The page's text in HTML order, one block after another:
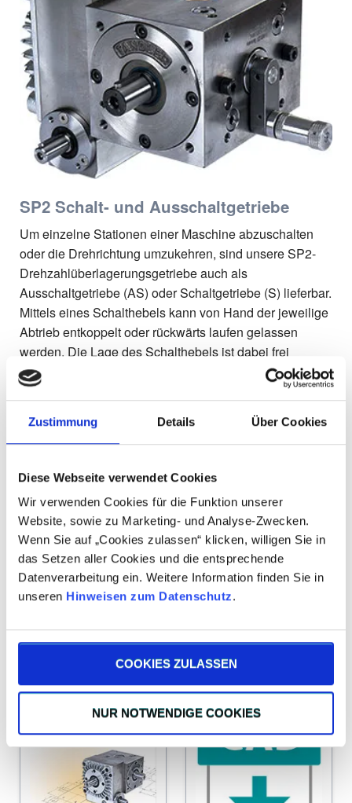
Zustimmung Details Über Cookies
Diese Webseite verwendet Cookies
Wir verwenden Cookies für die Funktion unserer
Website, sowie zu Marketing- und Analyse-Zwecken.
Wenn Sie auf „Cookies zulassen“ klicken, willigen Sie in
das Setzen aller Cookies und die entsprechende
Datenverarbeitung ein. Weitere Information finden Sie in
unseren Hinweisen zum Datenschutz.
COOKIES ZULASSEN
NUR NOTWENDIGE COOKIES
SP2 Schalt- und Ausschaltgetriebe
Um einzelne Stationen einer Maschine abzuschalten
oder die Drehrichtung umzukehren, sind unsere SP2-
Drehzahlüberlagerungsgetriebe auch als
Ausschaltgetriebe (AS) oder Schaltgetriebe (S) lieferbar.
Mittels eines Schalthebels kann von Hand der jeweilige
Abtrieb entkoppelt oder rückwärts laufen gelassen
werden. Die Lage des Schalthebels ist dabei frei
wählbar. Optional kann die Schaltung auch
pneumatisch, elektromagnetisch oder hydraulisch
Weitere Optionen
Hohlwellen, Flansche an der Schneckenwelle d3 oder
zusätzliche Abtriebe sind mit dem umfangreichen
TANDLER Baukastensystem kein Problem. Bei12
Baugrößengibt es für jede Anwendung das passende
Getriebe.
Weitere Informationen